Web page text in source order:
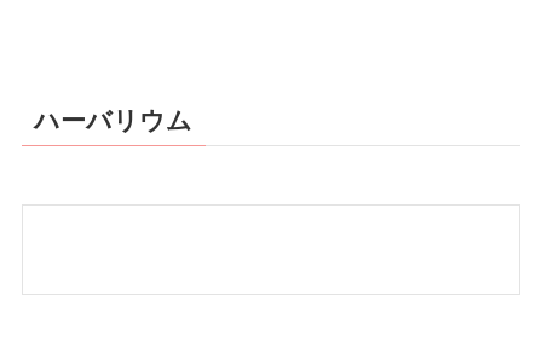
ハーバリウム